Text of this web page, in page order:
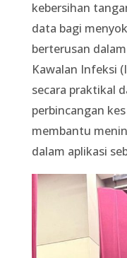
kebersihan
data bagi
berterusan
Kawalan Infeksi
secara praktikal
perbincangan
membantu
dalam aplikasi